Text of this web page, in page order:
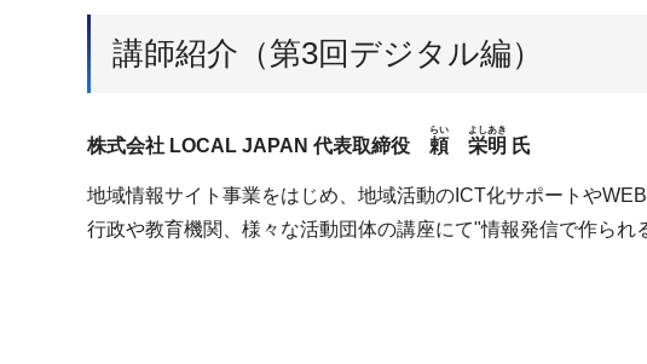
講師紹介（第3回デジタル編）
株式会社 LOCAL JAPAN 代表取締役 頼
らい
栄明
よしあき
氏
地域情報サイト事業をはじめ、地域活動のICT化サポートや
行政や教育機関、様々な活動団体の講座にて"情報発信で作ら